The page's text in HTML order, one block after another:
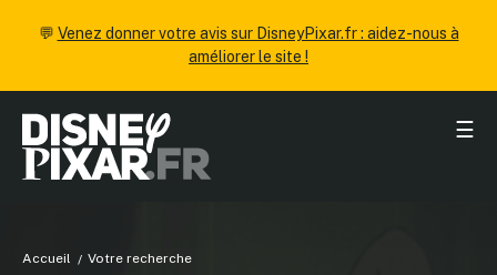
💬 Venez donner votre avis sur DisneyPixar.fr : aidez-nous à
améliorer le site !
☰
Accueil Votre recherche